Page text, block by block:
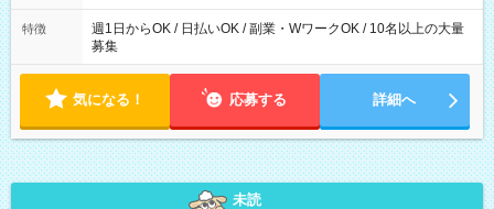
特徴
週1日からOK / 日払いOK / 副業・WワークOK / 10名以上の大量
募集
気になる！ 応募する 詳細へ
未読